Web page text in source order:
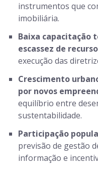
instrumentos que
imobiliária.
Baixa capacitação
escassez de
execução das
Crescimento
por novos
equilíbrio entre
sustentabilidade.
Participação
previsão de gestão
informação e